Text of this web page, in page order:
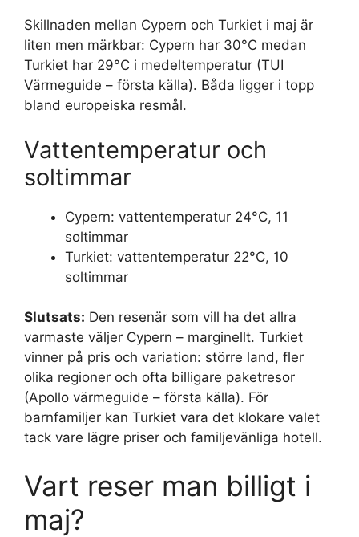
Skillnaden mellan Cypern och Turkiet i maj är
liten men märkbar: Cypern har 30°C medan
Turkiet har 29°C i medeltemperatur (TUI
Värmeguide – första källa). Båda ligger i topp
bland europeiska resmål.
Vattentemperatur och
soltimmar
Cypern: vattentemperatur 24°C, 11
soltimmar
Turkiet: vattentemperatur 22°C, 10
soltimmar
Slutsats: Den resenär som vill ha det allra
varmaste väljer Cypern – marginellt. Turkiet
vinner på pris och variation: större land, fler
olika regioner och ofta billigare paketresor
(Apollo värmeguide – första källa). För
barnfamiljer kan Turkiet vara det klokare valet
tack vare lägre priser och familjevänliga hotell.
Vart reser man billigt i
maj?